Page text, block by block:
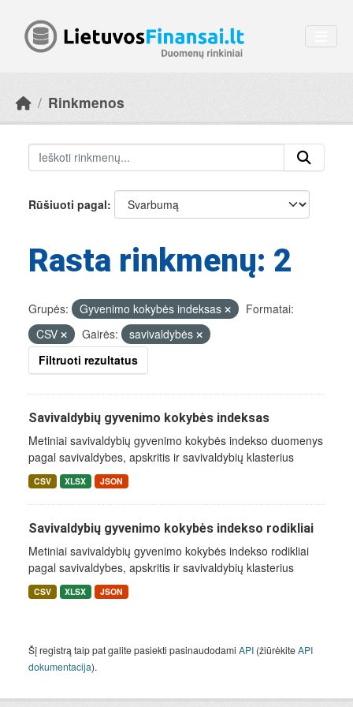
Rinkmenos
Rūšiuoti pagal
Rasta rinkmenų: 2
Grupės: Gyvenimo kokybės indeksas
Formatai:
CSV
Gairės:
savivaldybės
Filtruoti rezultatus
Savivaldybių gyvenimo kokybės indeksas
Metiniai savivaldybių gyvenimo kokybės indekso duomenys
pagal savivaldybes, apskritis ir savivaldybių klasterius
CSV XLSX JSON
Savivaldybių gyvenimo kokybės indekso rodikliai
Metiniai savivaldybių gyvenimo kokybės indekso rodikliai
pagal savivaldybes, apskritis ir savivaldybių klasterius
CSV XLSX JSON
Šį registrą taip pat galite pasiekti pasinaudodami API (žiūrėkiteAPI
dokumentacija).